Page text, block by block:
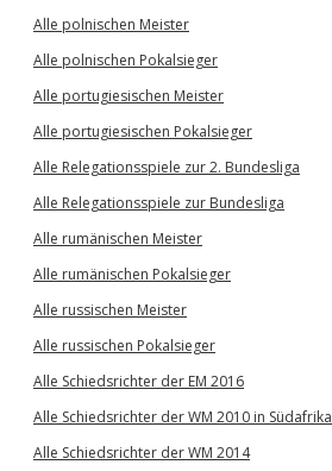
Alle polnischen Meister
Alle polnischen Pokalsieger
Alle portugiesischen Meister
Alle portugiesischen Pokalsieger
Alle Relegationsspiele zur 2. Bundesliga
Alle Relegationsspiele zur Bundesliga
Alle rumänischen Meister
Alle rumänischen Pokalsieger
Alle russischen Meister
Alle russischen Pokalsieger
Alle Schiedsrichter der EM 2016
Alle Schiedsrichter der WM 2010 in Südafrika
Alle Schiedsrichter der WM 2014